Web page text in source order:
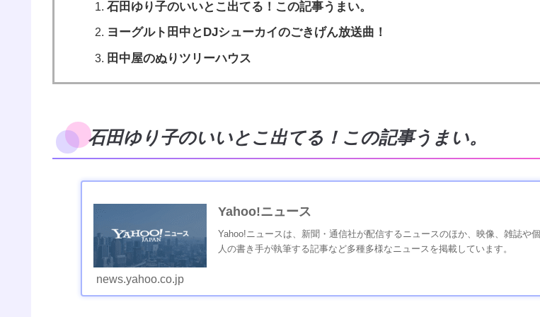
石田ゆり子のいいとこ出てる！この記事うまい。
ヨーグルト田中とDJシューカイのごきげん放送曲！
田中屋のぬりツリーハウス
石田ゆり子のいいとこ出てる！この記事うまい。
Yahoo!ニュース
Yahoo!ニュースは、新聞・通信社が配信するニュースのほか、映像、雑誌や個
人の書き手が執筆する記事など多種多様なニュースを掲載しています。
news.yahoo.co.jp